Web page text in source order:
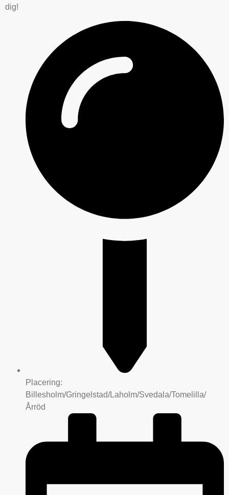
dig!
Placering:
Billesholm/Gringelstad/Laholm/Svedala/Tomelilla/
Årröd